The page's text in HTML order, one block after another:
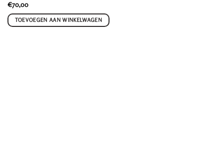
€70,00
TOEVOEGEN AAN WINKELWAGEN